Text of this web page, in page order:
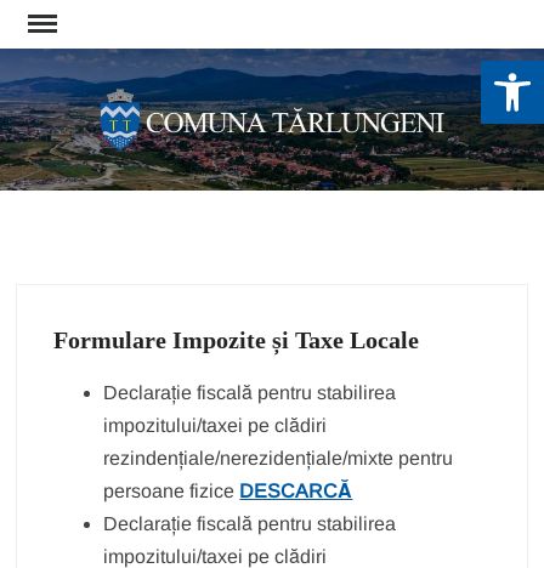
Skip
to
content
Formulare Impozite și Taxe Locale
Declarație fiscală pentru stabilirea
impozitului/taxei pe clădiri
rezindențiale/nerezidențiale/mixte pentru
persoane fizice DESCARCĂ
Declarație fiscală pentru stabilirea
impozitului/taxei pe clădiri